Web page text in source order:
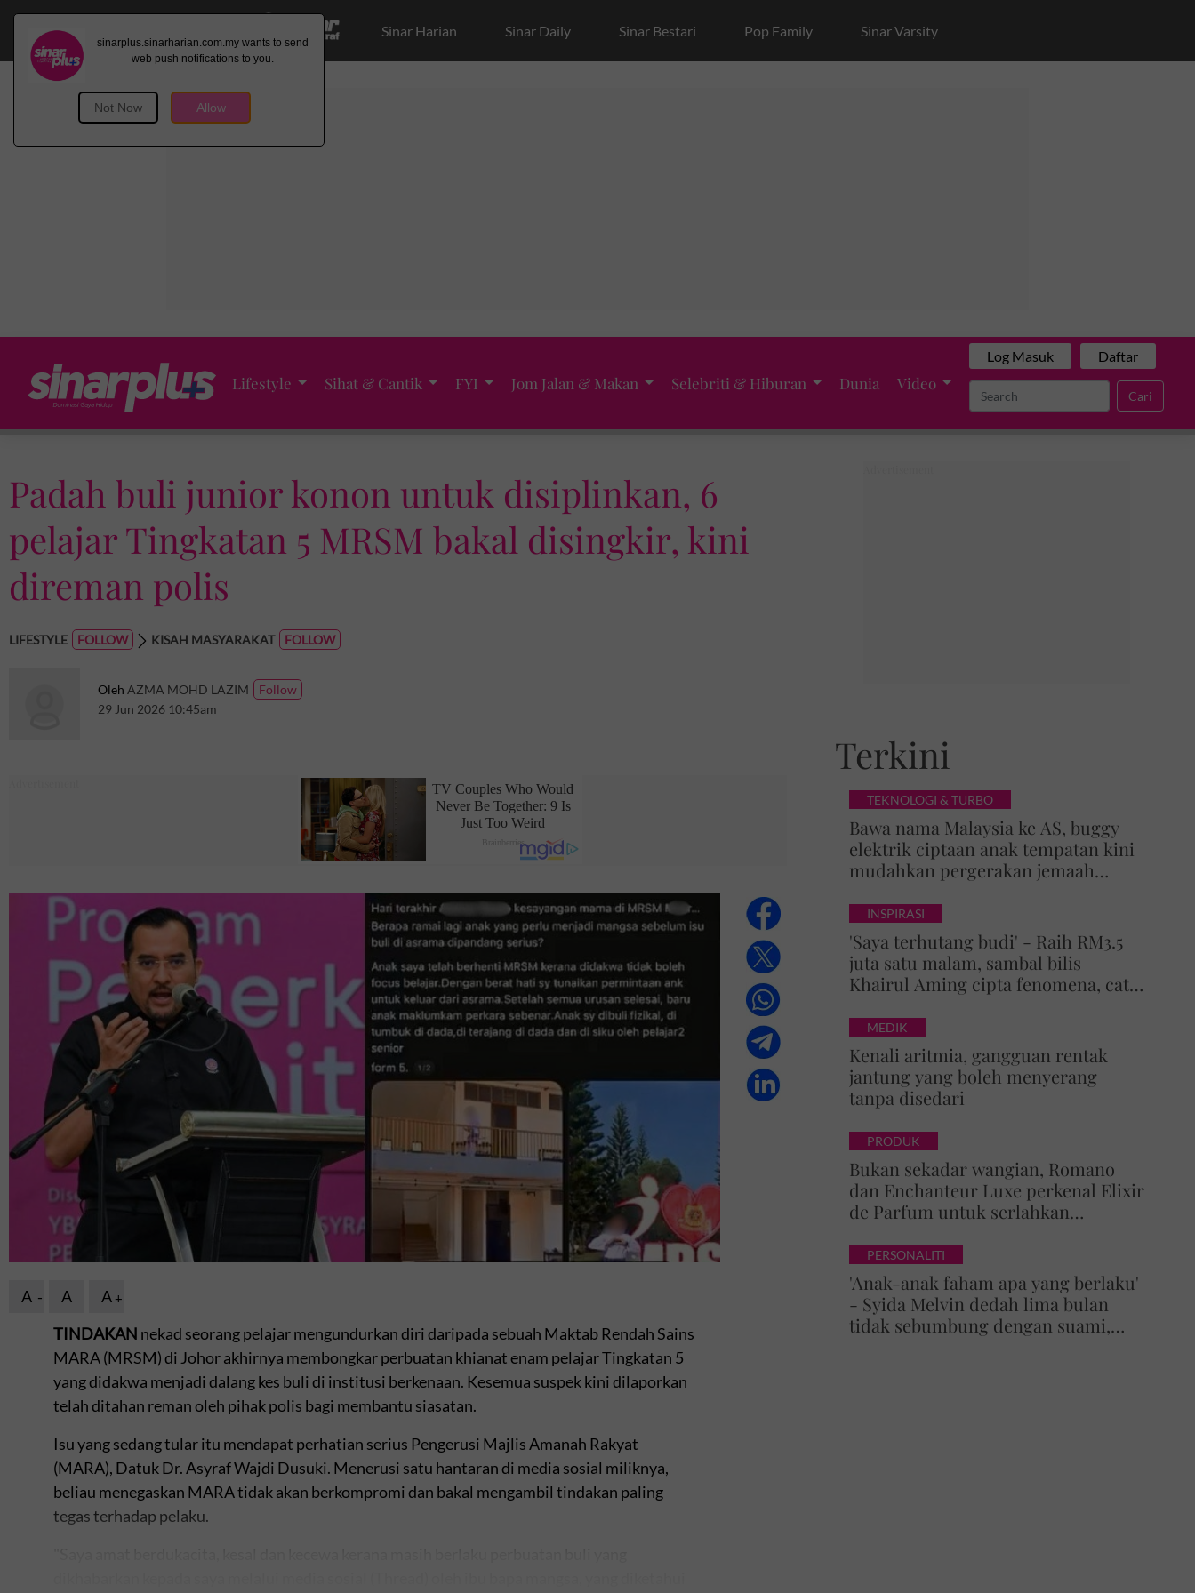
Sinar Harian Sinar Daily Sinar Bestari Pop Family Sinar Varsity
Lifestyle Sihat & Cantik FYI Jom Jalan & Makan Selebriti & Hiburan Dunia Video
Log Masuk Daftar
Cari
Padah buli junior konon untuk disiplinkan, 6
pelajar Tingkatan 5 MRSM bakal disingkir, kini
direman polis
LIFESTYLE KISAH MASYARAKAT
Oleh AZMA MOHD LAZIM
29 Jun 2026 10:45am
A A
A
TINDAKAN nekad seorang pelajar mengundurkan diri daripada sebuah Maktab Rendah Sains
MARA (MRSM) di Johor akhirnya membongkar perbuatan khianat enam pelajar Tingkatan 5
yang didakwa menjadi dalang kes buli di institusi berkenaan. Kesemua suspek kini dilaporkan
telah ditahan reman oleh pihak polis bagi membantu siasatan.
Isu yang sedang tular itu mendapat perhatian serius Pengerusi Majlis Amanah Rakyat
(MARA), Datuk Dr. Asyraf Wajdi Dusuki. Menerusi satu hantaran di media sosial miliknya,
beliau menegaskan MARA tidak akan berkompromi dan bakal mengambil tindakan paling
tegas terhadap pelaku.
Terkini
TEKNOLOGI & TURBO
Bawa nama Malaysia ke AS, buggy
elektrik ciptaan anak tempatan kini
mudahkan pergerakan jemaah
INSPIRASI
'Saya terhutang budi' - Raih RM3.5
juta satu malam, sambal bilis
Khairul Aming cipta fenomena, catat
MEDIK
Kenali aritmia, gangguan rentak
jantung yang boleh menyerang
tanpa disedari
PRODUK
Bukan sekadar wangian, Romano
dan Enchanteur Luxe perkenal Elixir
de Parfum untuk serlahkan
PERSONALITI
'Anak-anak faham apa yang berlaku'
- Syida Melvin dedah lima bulan
tidak sebumbung dengan suami,